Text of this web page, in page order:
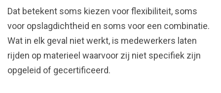
Dat betekent soms kiezen voor flexibiliteit, soms
voor opslagdichtheid en soms voor een combinatie.
Wat in elk geval niet werkt, is medewerkers laten
rijden op materieel waarvoor zij niet specifiek zijn
opgeleid of gecertificeerd.